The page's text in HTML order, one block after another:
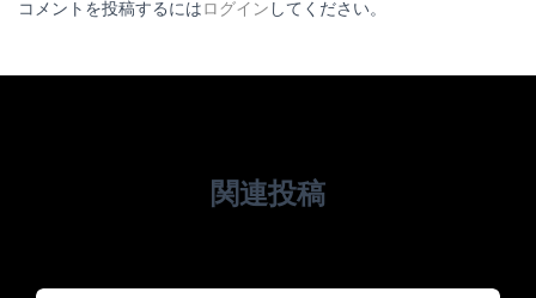
コメントを投稿するにはログイン してください。
関連投稿